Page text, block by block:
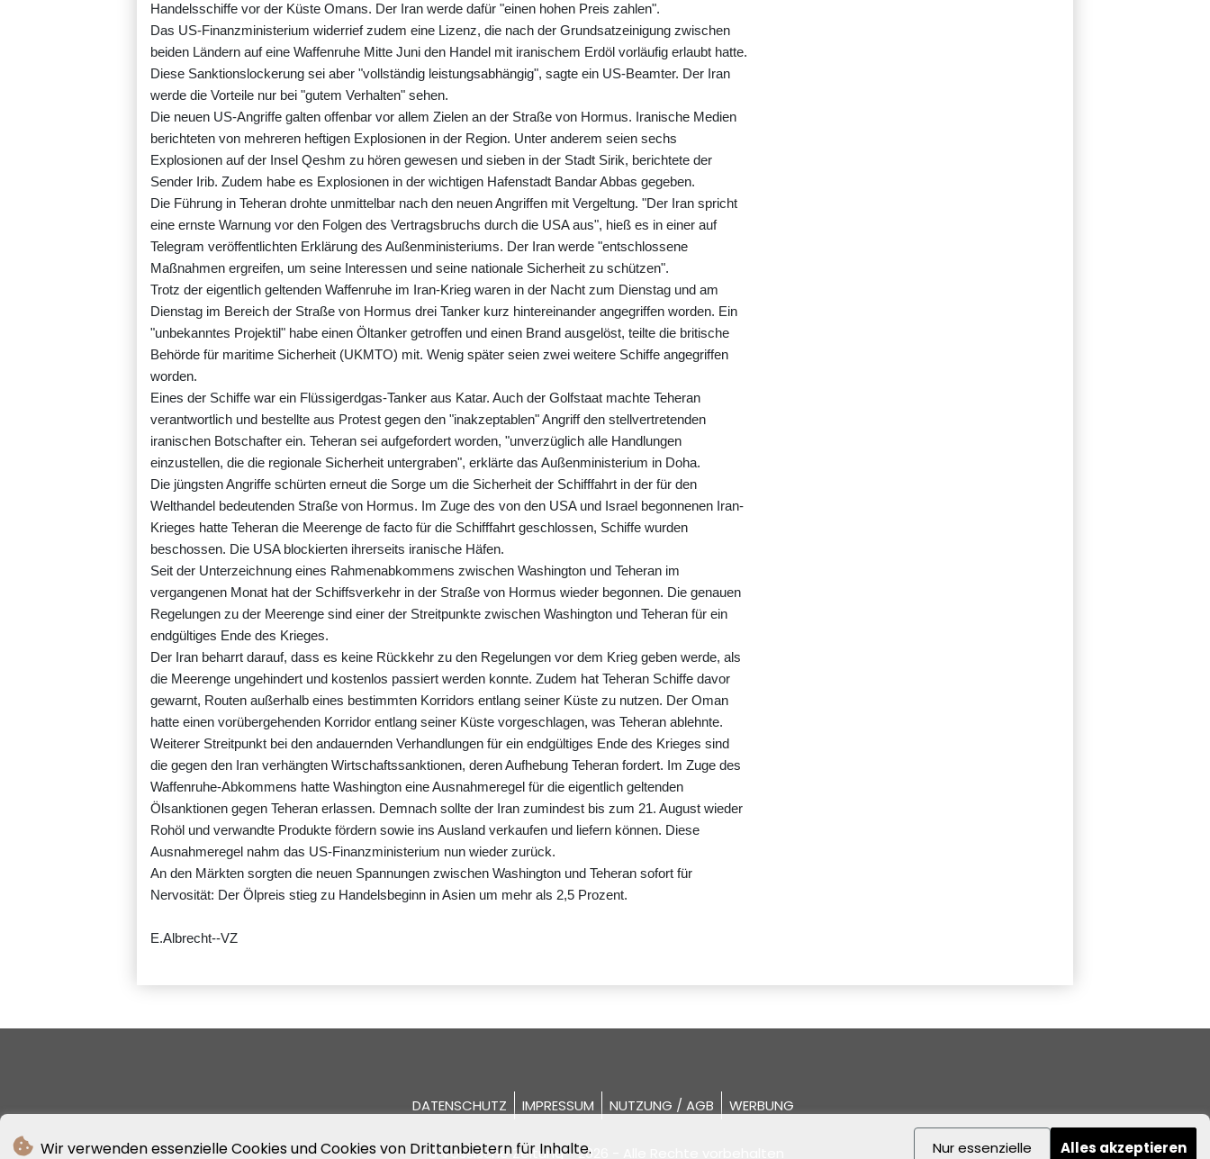
Wir verwenden essenzielle Cookies und Cookies von Drittanbietern für Inhalte. Nur essenzielle Alles akzeptieren
Handelsschiffe vor der Küste Omans. Der Iran werde dafür "einen hohen Preis zahlen".
Das US-Finanzministerium widerrief zudem eine Lizenz, die nach der Grundsatzeinigung zwischen
beiden Ländern auf eine Waffenruhe Mitte Juni den Handel mit iranischem Erdöl vorläufig erlaubt hatte.
Diese Sanktionslockerung sei aber "vollständig leistungsabhängig", sagte ein US-Beamter. Der Iran
werde die Vorteile nur bei "gutem Verhalten" sehen.
Die neuen US-Angriffe galten offenbar vor allem Zielen an der Straße von Hormus. Iranische Medien
berichteten von mehreren heftigen Explosionen in der Region. Unter anderem seien sechs
Explosionen auf der Insel Qeshm zu hören gewesen und sieben in der Stadt Sirik, berichtete der
Sender Irib. Zudem habe es Explosionen in der wichtigen Hafenstadt Bandar Abbas gegeben.
Die Führung in Teheran drohte unmittelbar nach den neuen Angriffen mit Vergeltung. "Der Iran spricht
eine ernste Warnung vor den Folgen des Vertragsbruchs durch die USA aus", hieß es in einer auf
Telegram veröffentlichten Erklärung des Außenministeriums. Der Iran werde "entschlossene
Maßnahmen ergreifen, um seine Interessen und seine nationale Sicherheit zu schützen".
Trotz der eigentlich geltenden Waffenruhe im Iran-Krieg waren in der Nacht zum Dienstag und am
Dienstag im Bereich der Straße von Hormus drei Tanker kurz hintereinander angegriffen worden. Ein
"unbekanntes Projektil" habe einen Öltanker getroffen und einen Brand ausgelöst, teilte die britische
Behörde für maritime Sicherheit (UKMTO) mit. Wenig später seien zwei weitere Schiffe angegriffen
worden.
Eines der Schiffe war ein Flüssigerdgas-Tanker aus Katar. Auch der Golfstaat machte Teheran
verantwortlich und bestellte aus Protest gegen den "inakzeptablen" Angriff den stellvertretenden
iranischen Botschafter ein. Teheran sei aufgefordert worden, "unverzüglich alle Handlungen
einzustellen, die die regionale Sicherheit untergraben", erklärte das Außenministerium in Doha.
Die jüngsten Angriffe schürten erneut die Sorge um die Sicherheit der Schifffahrt in der für den
Welthandel bedeutenden Straße von Hormus. Im Zuge des von den USA und Israel begonnenen Iran-
Krieges hatte Teheran die Meerenge de facto für die Schifffahrt geschlossen, Schiffe wurden
beschossen. Die USA blockierten ihrerseits iranische Häfen.
Seit der Unterzeichnung eines Rahmenabkommens zwischen Washington und Teheran im
vergangenen Monat hat der Schiffsverkehr in der Straße von Hormus wieder begonnen. Die genauen
Regelungen zu der Meerenge sind einer der Streitpunkte zwischen Washington und Teheran für ein
endgültiges Ende des Krieges.
Der Iran beharrt darauf, dass es keine Rückkehr zu den Regelungen vor dem Krieg geben werde, als
die Meerenge ungehindert und kostenlos passiert werden konnte. Zudem hat Teheran Schiffe davor
gewarnt, Routen außerhalb eines bestimmten Korridors entlang seiner Küste zu nutzen. Der Oman
hatte einen vorübergehenden Korridor entlang seiner Küste vorgeschlagen, was Teheran ablehnte.
Weiterer Streitpunkt bei den andauernden Verhandlungen für ein endgültiges Ende des Krieges sind
die gegen den Iran verhängten Wirtschaftssanktionen, deren Aufhebung Teheran fordert. Im Zuge des
Waffenruhe-Abkommens hatte Washington eine Ausnahmeregel für die eigentlich geltenden
Ölsanktionen gegen Teheran erlassen. Demnach sollte der Iran zumindest bis zum 21. August wieder
Rohöl und verwandte Produkte fördern sowie ins Ausland verkaufen und liefern können. Diese
Ausnahmeregel nahm das US-Finanzministerium nun wieder zurück.
An den Märkten sorgten die neuen Spannungen zwischen Washington und Teheran sofort für
Nervosität: Der Ölpreis stieg zu Handelsbeginn in Asien um mehr als 2,5 Prozent.
E.Albrecht--VZ
DATENSCHUTZ IMPRESSUM NUTZUNG / AGB WERBUNG
© Vossische Zeitung - 2026 - Alle Rechte vorbehalten